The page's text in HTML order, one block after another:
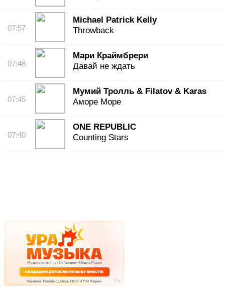
07:57
Michael Patrick Kelly
Throwback
07:48
Мари Краймбрери
Давай не ждать
07:45
Мумий Тролль & Filatov & Karas
Аморе Море
07:40
ONE REPUBLIC
Counting Stars